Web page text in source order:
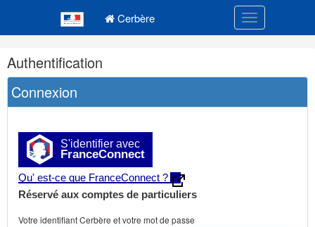
Cerbère Toggle
Navigation
et
outils
annexes
Authentification
Connexion
S'identifier avec
FranceConnect
Qu' est-ce que FranceConnect ?
Réservé aux comptes de particuliers
Votre identifiant Cerbère et votre mot de passe